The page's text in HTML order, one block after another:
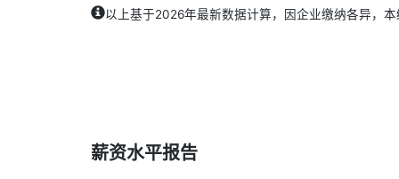
以上基于2026年最新数据计算，因企业缴纳各异，本
薪资水平报告